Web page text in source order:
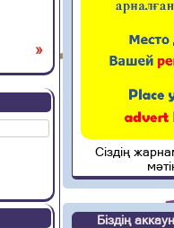
»
Сіздің
Біздің